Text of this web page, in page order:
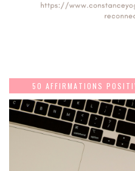
50 AFFIRMATIONS